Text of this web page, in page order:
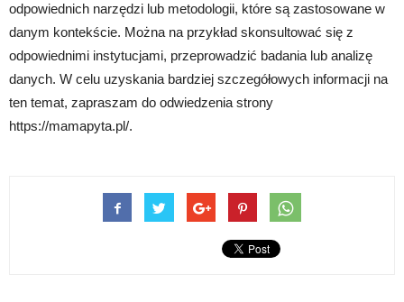
odpowiednich narzędzi lub metodologii, które są zastosowane w
danym kontekście. Można na przykład skonsultować się z
odpowiednimi instytucjami, przeprowadzić badania lub analizę
danych. W celu uzyskania bardziej szczegółowych informacji na
ten temat, zapraszam do odwiedzenia strony
https://mamapyta.pl/.